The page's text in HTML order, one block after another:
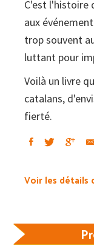
C'est l'histoire
aux
trop souvent
luttant pour
Voilà un livre
catalans,
fierté.
Voir les détails